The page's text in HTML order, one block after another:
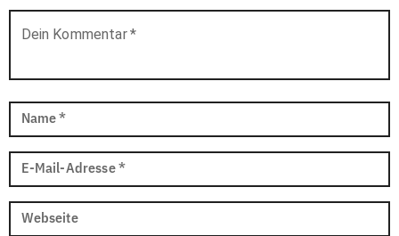
Dein Kommentar*
Name *
E-Mail-Adresse *
Webseite